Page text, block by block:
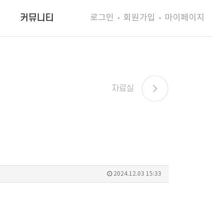
커뮤니티 로그인 회원가입 마이페이지
자료실
2024.12.03 15:33